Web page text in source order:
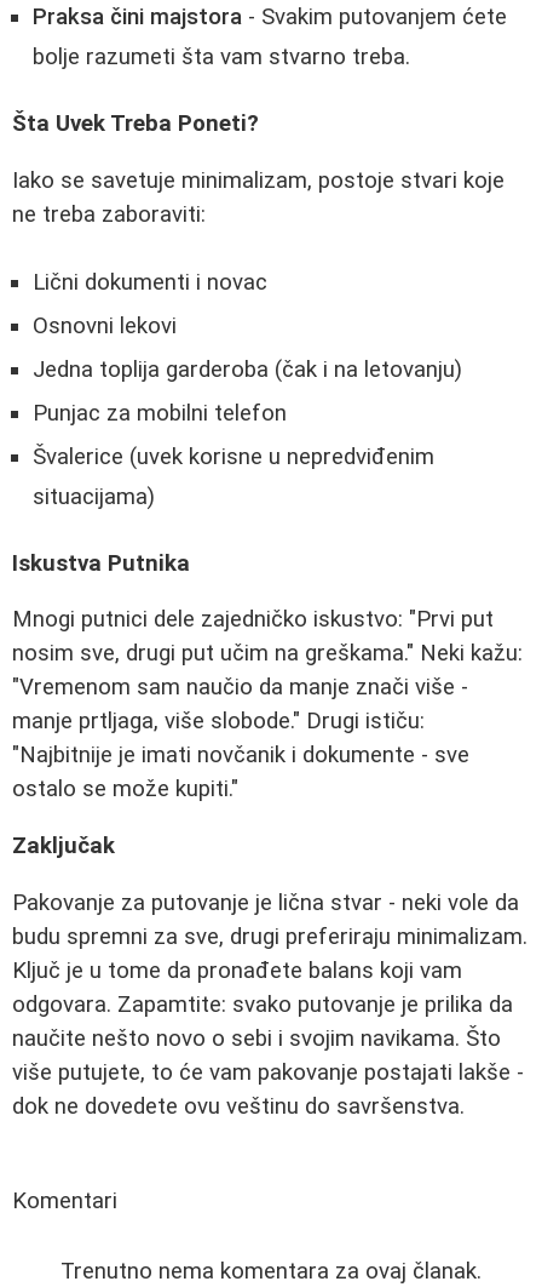
Praksa čini majstora - Svakim putovanjem ćete
bolje razumeti šta vam stvarno treba.
Šta Uvek Treba Poneti?
Iako se savetuje minimalizam, postoje stvari koje
ne treba zaboraviti:
Lični dokumenti i novac
Osnovni lekovi
Jedna toplija garderoba (čak i na letovanju)
Punjac za mobilni telefon
Švalerice (uvek korisne u nepredviđenim
situacijama)
Iskustva Putnika
Mnogi putnici dele zajedničko iskustvo: "Prvi put
nosim sve, drugi put učim na greškama." Neki kažu:
"Vremenom sam naučio da manje znači više -
manje prtljaga, više slobode." Drugi ističu:
"Najbitnije je imati novčanik i dokumente - sve
ostalo se može kupiti."
Zaključak
Pakovanje za putovanje je lična stvar - neki vole da
budu spremni za sve, drugi preferiraju minimalizam.
Ključ je u tome da pronađete balans koji vam
odgovara. Zapamtite: svako putovanje je prilika da
naučite nešto novo o sebi i svojim navikama. Što
više putujete, to će vam pakovanje postajati lakše -
dok ne dovedete ovu veštinu do savršenstva.
Komentari
Trenutno nema komentara za ovaj članak.